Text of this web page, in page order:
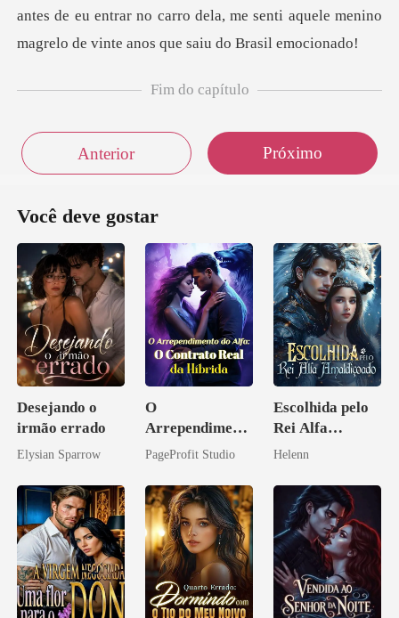
Fim do capítulo
Anterior Próximo
Você deve gostar
Desejando o
irmão errado
Elysian Sparrow
O
Arrependiment
o do Alfa: O
da Híbrida
PageProfit Studio
Escolhida pelo
Rei Alfa
Amaldiçoado
Helenn